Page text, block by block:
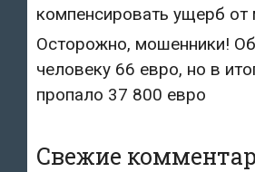
компенсировать ущерб от
Осторожно, мошенники!
человеку 66 евро, но в
пропало 37 800 евро
Свежие